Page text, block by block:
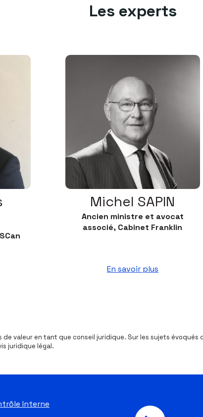
Les experts
Michel SAPIN
Ancien ministre et avocat
associé, Cabinet Franklin
En savoir plus
de valeur en tant que conseil juridique. Sur les sujets
juridique légal.
Interne